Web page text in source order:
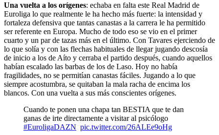
Una vuelta a los orígenes: echaba en falta este Real Madrid de
Euroliga lo que realmente le ha hecho más fuerte: la intensidad y
fortaleza defensiva que tantas canastas a la carrera le ha permitido
ser referente en Europa. Mucho de todo eso se vio en el primer
cuarto y un par de tazas más en el último. Con Tavares ejerciendo de
lo que solía y con las flechas habituales de llegar jugando descosía
de inicio a los de Aíto y cerraba el partido después, cuando aquellos
habían escalado las barbas de los de Laso. Hoy no había
fragilidades, no se permitían canastas fáciles. Jugando a lo que
siempre acostumbra, se quitaban la mala racha de encima los
blancos. Con una vuelta a sus más conscientes orígenes.
Cuando te ponen una chapa tan BESTIA que te dan
ganas de irte directamente a visitar al psicólogo
#EuroligaDAZN pic.twitter.com/26ALEe9oHg